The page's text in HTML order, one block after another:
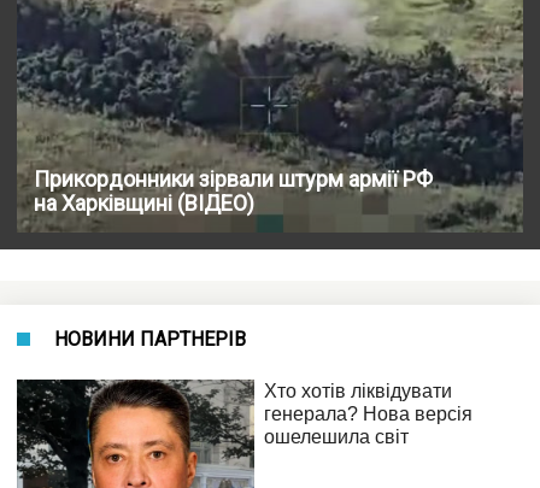
Прикордонники зірвали штурм армії РФ
на Харківщині (ВІДЕО)
НОВИНИ ПАРТНЕРІВ